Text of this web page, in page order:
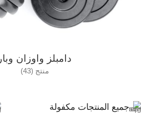
دامبلز واوزان وبار
منتج (43)
جميع المنتجات مكفولة